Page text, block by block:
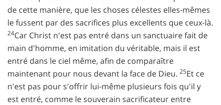
de cette manière, que les choses célestes elles-mêmes
le fussent par des sacrifices plus excellents que ceux-là.
24Car Christ n'est pas entré dans un sanctuaire fait de
main d'homme, en imitation du véritable, mais il est
entré dans le ciel même, afin de comparaître
maintenant pour nous devant la face de Dieu. 25Et ce
n'est pas pour s'offrir lui-même plusieurs fois qu'il y
est entré, comme le souverain sacrificateur entre